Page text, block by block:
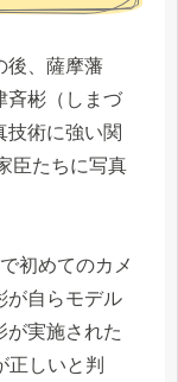
後、薩摩藩
斉彬（しまづ
技術に強い関
臣たちに写真
初めてのカメ
が自らモデル
が実施された
正しいと判